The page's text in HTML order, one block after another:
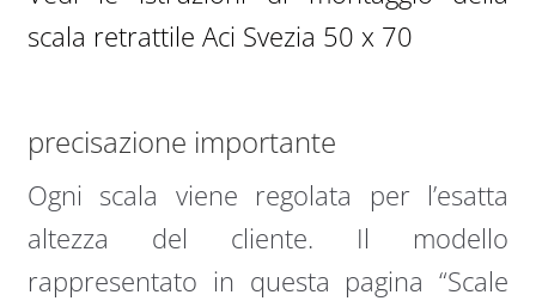
scala retrattile Aci Svezia 50 x 70
precisazione importante
Ogni scala viene regolata per l’esatta
altezza del cliente. Il modello
rappresentato in questa pagina “Scale